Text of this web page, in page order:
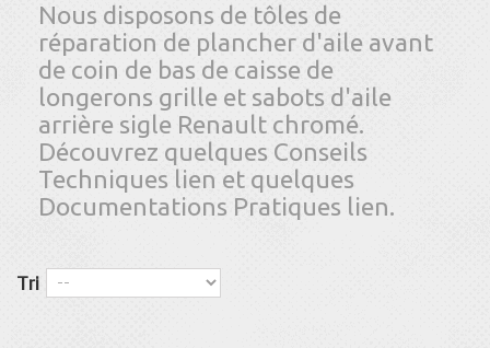
Nous disposons de tôles de
réparation de plancher d'aile avant
de coin de bas de caisse de
longerons grille et sabots d'aile
arrière sigle Renault chromé.
Découvrez quelques Conseils
Techniques lien et quelques
Documentations Pratiques lien.
Tri